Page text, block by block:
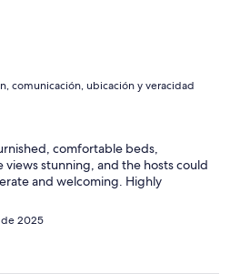
comunicación, ubicación y veracidad
comfortable beds,
stunning, and the hosts could
and welcoming. Highly
de 2025